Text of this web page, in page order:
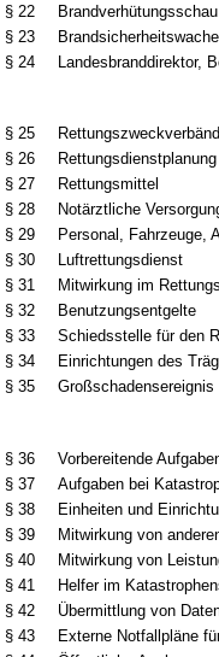
§ 22
Brandverhütungsschau
§ 23
§ 24
Landesbranddirektor,
§ 25
§ 26
Rettungsdienstplanung
§ 27
Rettungsmittel
§ 28
Notärztliche
§ 29
Personal, Fahrzeuge,
§ 30
Luftrettungsdienst
§ 31
Mitwirkung im
§ 32
Benutzungsentgelte
§ 33
Schiedsstelle für den
§ 34
Einrichtungen des
§ 35
Großschadensereignis
§ 36
Vorbereitende
§ 37
Aufgaben bei
§ 38
Einheiten und
§ 39
Mitwirkung von
§ 40
Mitwirkung von
§ 41
Helfer im
§ 42
Übermittlung von
§ 43
Externe Notfallpläne